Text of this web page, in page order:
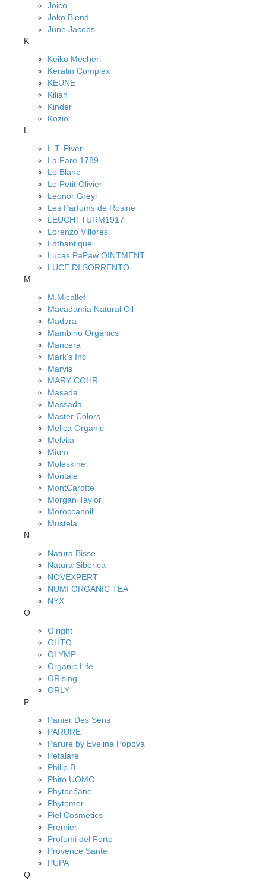
Joico
Joko Blend
June Jacobs
K
Keiko Mecheri
Keratin Complex
KEUNE
Kilian
Kinder
Koziol
L
L.T. Piver
La Fare 1789
Le Blanc
Le Petit Olivier
Leonor Greyl
Les Parfums de Rosine
LEUCHTTURM1917
Lorenzo Villoresi
Lothantique
Lucas PaPaw OINTMENT
LUCE DI SORRENTO
M
M.Micallef
Macadamia Natural Oil
Madara
Mambino Organics
Mancera
Mark's Inc
Marvis
MARY COHR
Masada
Massada
Master Colors
Melica Organic
Melvita
Mium
Moleskine
Montale
MontCarotte
Morgan Taylor
Moroccanoil
Mustela
N
Natura Bisse
Natura Siberica
NOVEXPERT
NUMI ORGANIC TEA
NYX
O
O'right
OHTO
OLYMP
Organic Life
ORising
ORLY
P
Panier Des Sens
PARURE
Parure by Evelina Popova
Petalare
Philip B
Phito UOMO
Phytocéane
Phytomer
Piel Cosmetics
Premier
Profumi del Forte
Provence Sante
PUPA
Q